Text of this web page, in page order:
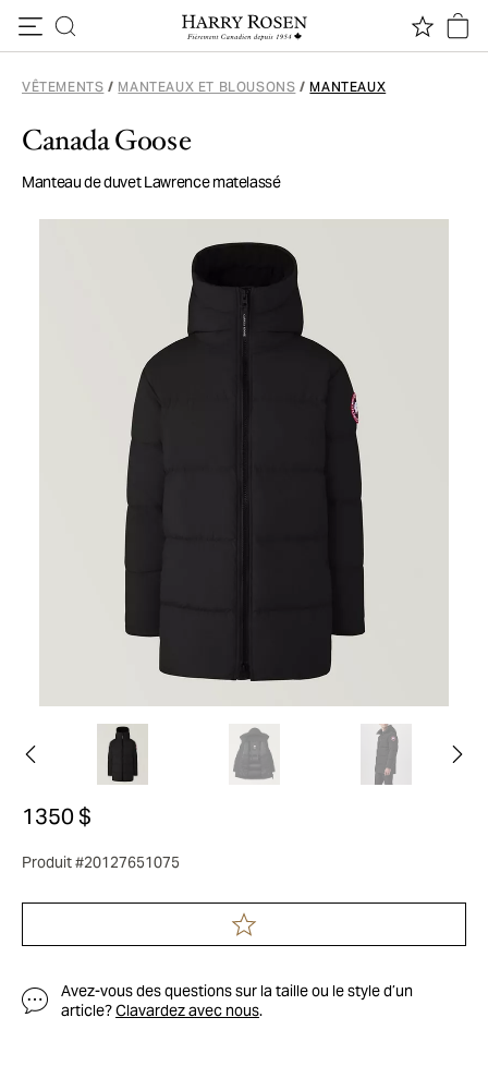
VÊTEMENTS / MANTEAUX ET BLOUSONS / MANTEAUX
Canada Goose
Manteau de duvet Lawrence matelassé
1350 $
Produit #20127651075
Avez-vous des questions sur la taille ou le style d’un
article?Clavardez avec nous.